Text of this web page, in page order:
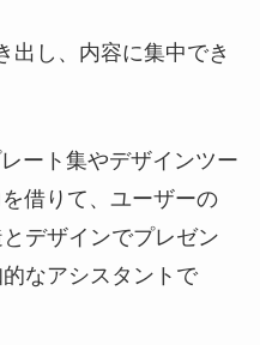
出し、内容に集中でき
ート集やデザインツー
借りて、ユーザーの
デザインでプレゼン
なアシスタントで